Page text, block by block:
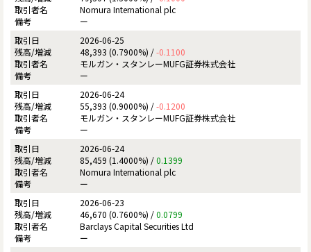
Nomura International plc
ー
2026-06-25
48,393 (0.7900%) /-0.1100
モルガン・スタンレーMUFG証券株式会社
ー
2026-06-24
55,393 (0.9000%) /-0.1200
モルガン・スタンレーMUFG証券株式会社
ー
2026-06-24
85,459 (1.4000%) /0.1399
Nomura International plc
ー
2026-06-23
46,670 (0.7600%) /0.0799
Barclays Capital Securities Ltd
ー